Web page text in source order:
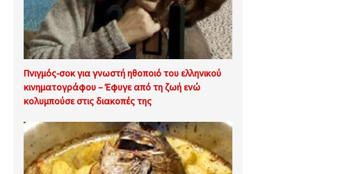
Πνιγμός-σοκ για γνωστή ηθοποιό του ελληνικού
κινηματογράφου – Έφυγε από τη ζωή ενώ
κολυμπούσε στις διακοπές της